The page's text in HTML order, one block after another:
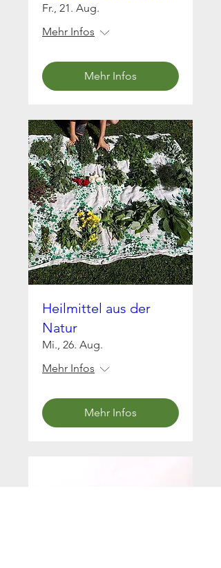
Fr., 21. Aug.
Mehr Infos
Mehr Infos
Heilmittel aus der
Natur
Mi., 26. Aug.
Mehr Infos
Mehr Infos